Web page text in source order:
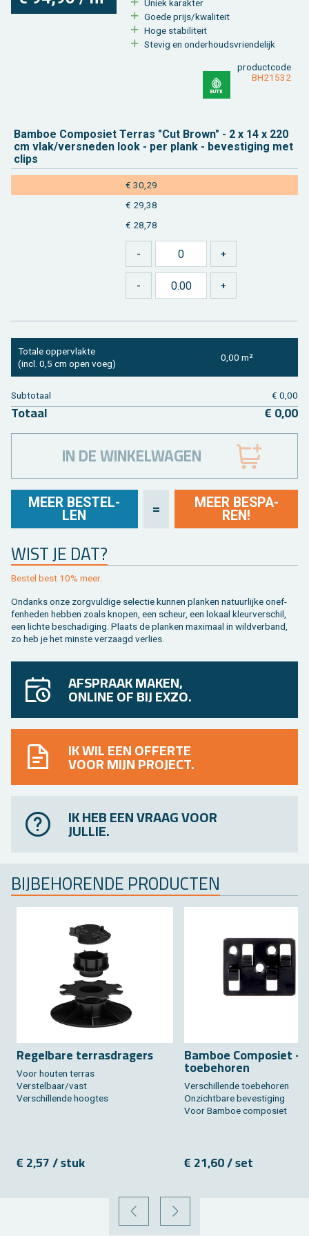
Uniek ka­rak­ter
Goede prijs/kwa­li­teit
Hoge sta­bi­li­teit
Ste­vig en on­der­houds­vrien­de­lijk
product­code
BH21532
Bam­boe Com­po­siet Ter­ras "Cut Brown" - 2 x 14 x 220
cm vlak/ver­sne­den look - per plank - be­ves­ti­ging met
clips
€ 30,29
€ 29,38
€ 28,78
MEER BE­STEL­
LEN
=
MEER BE­SPA­
REN!
WIST JE DAT?
Be­stel best 10% meer.
On­danks onze zorg­vul­di­ge se­lec­tie kun­nen plan­ken na­tuur­lij­ke on­ef­
fen­he­den heb­ben zoals kno­pen, een scheur, een lo­kaal kleur­ver­schil,
een lich­te be­scha­di­ging. Plaats de plan­ken maxi­maal in wild­ver­band,
zo heb je het min­ste ver­zaagd ver­lies.
To­ta­le op­per­vlak­te
(incl. 0,5 cm open voeg)
0,00 m²
Sub­to­taal € 0,00
To­taal € 0,00
IN DE WINKELWAGEN
AFSPRAAK MAKEN,
ONLINE OF BIJ EXZO.
IK WIL EEN OFFERTE
VOOR MIJN PROJECT.
IK HEB EEN VRAAG VOOR
JULLIE.
BIJ­BE­HO­REN­DE PRO­DUC­TEN
Re­gel­ba­re ter­ras­dra­gers
Voor hou­ten ter­ras
Ver­stel­baar/vast
Ver­schil­len­de hoog­tes
€ 2,57 / stuk
Bam­boe Com­po­siet -
toe­behoren
Ver­schil­len­de toe­behoren
On­zicht­ba­re be­ves­ti­ging
Voor Bam­boe com­po­siet
€ 21,60 / set
VORIGE VOLGENDE